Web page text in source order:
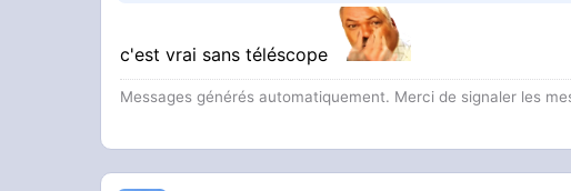
c'est vrai sans téléscope
Messages générés automatiquement. Merci de signaler les